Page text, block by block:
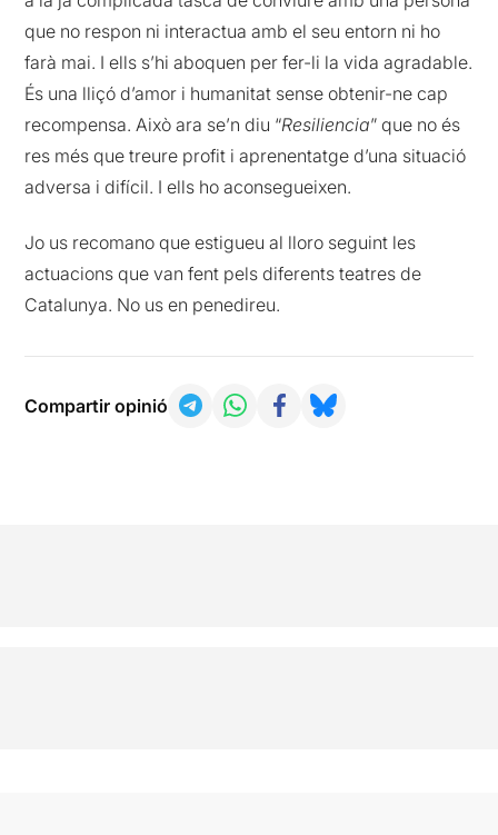
que no respon ni interactua amb el seu entorn ni ho
farà mai. I ells s’hi aboquen per fer-li la vida agradable.
És una lliçó d’amor i humanitat sense obtenir-ne cap
recompensa. Això ara se’n diu “Resiliencia” que no és
res més que treure profit i aprenentatge d’una situació
adversa i difícil. I ells ho aconsegueixen.
Jo us recomano que estigueu al lloro seguint les
actuacions que van fent pels diferents teatres de
Catalunya. No us en penedireu.
Compartir opinió